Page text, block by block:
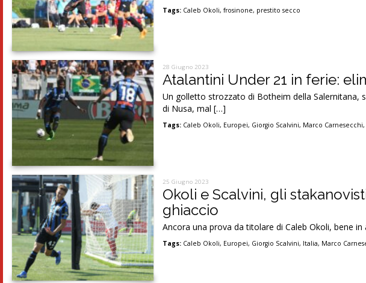
Tags: Caleb Okoli,frosinone, prestito secco
28 Giugno 2023
Atalantini Under 21 in ferie:
Un golletto strozzato di Botheim della Salernitana,
di Nusa, mal […]
Tags: Caleb Okoli, Europei, Giorgio Scalvini, Marco Carnesecchi,
25 Giugno 2023
Okoli e Scalvini, gli
ghiaccio
Ancora una prova da titolare di Caleb Okoli, bene
Tags: Caleb Okoli, Europei, Giorgio Scalvini, Italia, Marco